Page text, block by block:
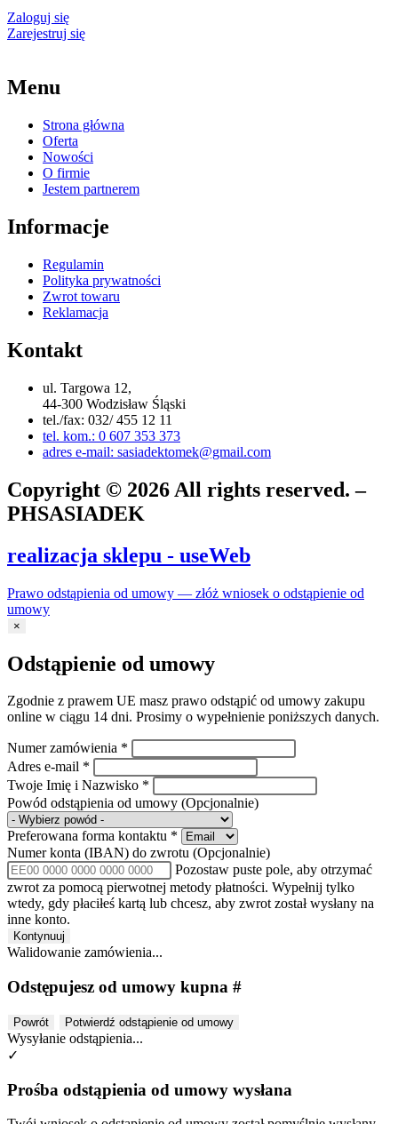
Zaloguj się
Zarejestruj się
Menu
Strona główna
Oferta
Nowości
O firmie
Jestem partnerem
Informacje
Regulamin
Polityka prywatności
Zwrot towaru
Reklamacja
Kontakt
ul. Targowa 12,
44-300 Wodzisław Śląski
tel./fax: 032/ 455 12 11
tel. kom.: 0 607 353 373
adres e-mail: sasiadektomek@gmail.com
Copyright © 2026 All rights reserved. –
PHSASIADEK
realizacja sklepu - useWeb
Prawo odstąpienia od umowy — złóż wniosek o odstąpienie od
umowy
×
Odstąpienie od umowy
Zgodnie z prawem UE masz prawo odstąpić od umowy zakupu
online w ciągu 14 dni. Prosimy o wypełnienie poniższych danych.
Numer zamówienia *
Adres e-mail *
Twoje Imię i Nazwisko *
Powód odstąpienia od umowy (Opcjonalnie)
Preferowana forma kontaktu *
Numer konta (IBAN) do zwrotu (Opcjonalnie)
Pozostaw puste pole, aby otrzymać
zwrot za pomocą pierwotnej metody płatności. Wypełnij tylko
wtedy, gdy płaciłeś kartą lub chcesz, aby zwrot został wysłany na
inne konto.
Kontynuuj
Walidowanie zamówienia...
Odstępujesz od umowy kupna #
Powrót Potwierdź odstąpienie od umowy
Wysyłanie odstąpienia...
✓
Prośba odstąpienia od umowy wysłana